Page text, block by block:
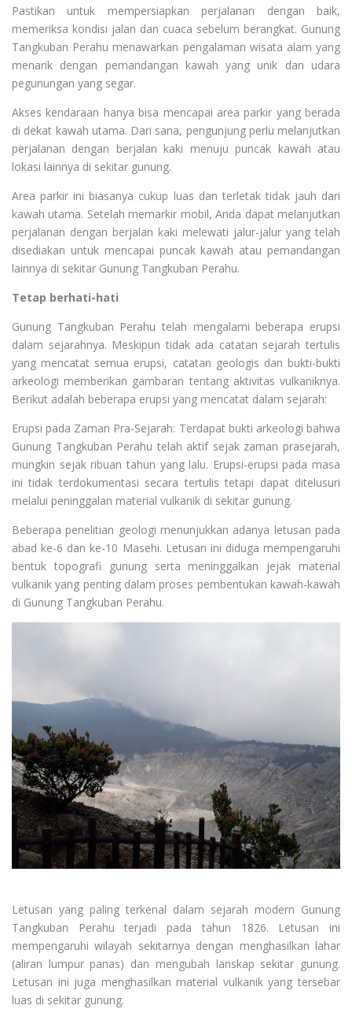
Pastikan untuk mempersiapkan perjalanan dengan baik,
memeriksa kondisi jalan dan cuaca sebelum berangkat. Gunung
Tangkuban Perahu menawarkan pengalaman wisata alam yang
menarik dengan pemandangan kawah yang unik dan udara
pegunungan yang segar.
Akses kendaraan hanya bisa mencapai area parkir yang berada
di dekat kawah utama. Dari sana, pengunjung perlu melanjutkan
perjalanan dengan berjalan kaki menuju puncak kawah atau
lokasi lainnya di sekitar gunung.
Area parkir ini biasanya cukup luas dan terletak tidak jauh dari
kawah utama. Setelah memarkir mobil, Anda dapat melanjutkan
perjalanan dengan berjalan kaki melewati jalur-jalur yang telah
disediakan untuk mencapai puncak kawah atau pemandangan
lainnya di sekitar Gunung Tangkuban Perahu.
Tetap berhati-hati
Gunung Tangkuban Perahu telah mengalami beberapa erupsi
dalam sejarahnya. Meskipun tidak ada catatan sejarah tertulis
yang mencatat semua erupsi, catatan geologis dan bukti-bukti
arkeologi memberikan gambaran tentang aktivitas vulkaniknya.
Berikut adalah beberapa erupsi yang mencatat dalam sejarah:
Erupsi pada Zaman Pra-Sejarah: Terdapat bukti arkeologi bahwa
Gunung Tangkuban Perahu telah aktif sejak zaman prasejarah,
mungkin sejak ribuan tahun yang lalu. Erupsi-erupsi pada masa
ini tidak terdokumentasi secara tertulis tetapi dapat ditelusuri
melalui peninggalan material vulkanik di sekitar gunung.
Beberapa penelitian geologi menunjukkan adanya letusan pada
abad ke-6 dan ke-10 Masehi. Letusan ini diduga mempengaruhi
bentuk topografi gunung serta meninggalkan jejak material
vulkanik yang penting dalam proses pembentukan kawah-kawah
di Gunung Tangkuban Perahu.
Letusan yang paling terkenal dalam sejarah modern Gunung
Tangkuban Perahu terjadi pada tahun 1826. Letusan ini
mempengaruhi wilayah sekitarnya dengan menghasilkan lahar
(aliran lumpur panas) dan mengubah lanskap sekitar gunung.
Letusan ini juga menghasilkan material vulkanik yang tersebar
luas di sekitar gunung.